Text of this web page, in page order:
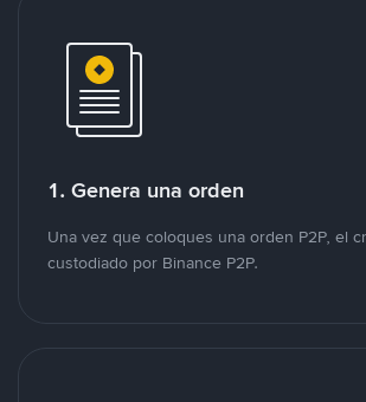
1. Genera una orden
Una vez que coloques una orden P2P, el
custodiado por Binance P2P.